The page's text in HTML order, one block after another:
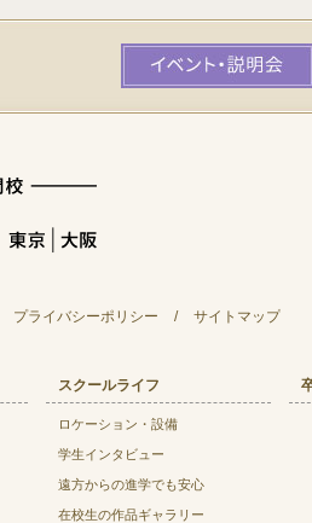
プライバシーポリシー / サイトマップ
スクールライフ
ロケーション・設備
学生インタビュー
遠方からの進学でも安心
在校生の作品ギャラリー